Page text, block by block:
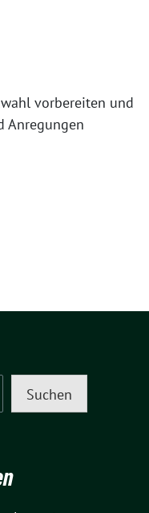
vorbereiten und
Anregungen
Suchen